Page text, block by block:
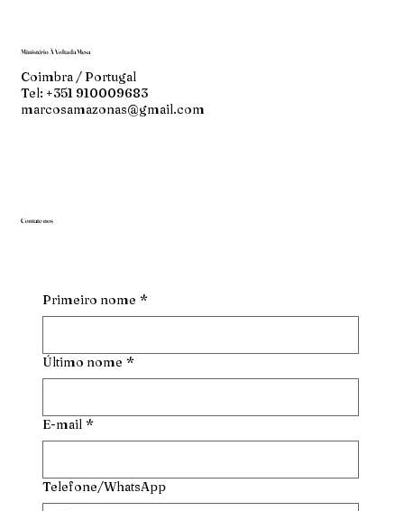
Ministério À Volta da Mesa
Coimbra / Portugal
Tel: +351 910009683
marcosamazonas@gmail.com
Contate-nos
Primeiro nome *
Último nome *
E-mail *
Telefone/WhatsApp